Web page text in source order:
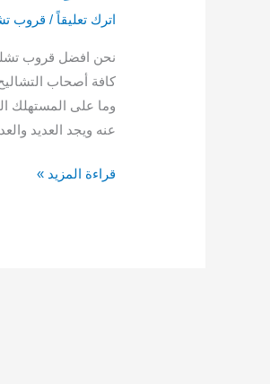
اترك تعليقاً / قروب
نحن افضل قروب
كافة أصحاب
وما على المستهلك
عنه ويجد العديد
قراءة المزيد »